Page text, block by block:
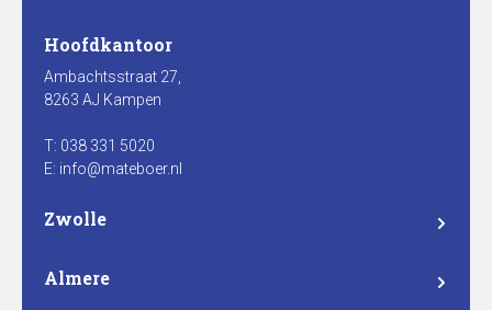
Hoofdkantoor
Ambachtsstraat 27,
8263 AJ Kampen
T: 038 331 5020
E: info@mateboer.nl
Zwolle
8042 PD Zwolle
Almere